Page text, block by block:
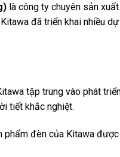
là công ty chuyên sản
đã triển khai nhiều
tập trung vào phát
tiết khắc nghiệt.
phẩm đèn của Kitawa được